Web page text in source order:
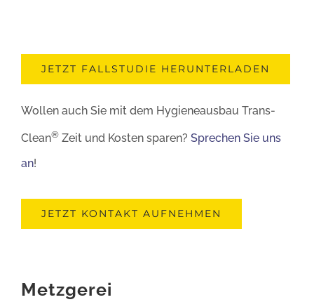
JETZT FALLSTUDIE HERUNTERLADEN
Wollen auch Sie mit dem Hygieneausbau Trans-
Clean®Zeit und Kosten sparen? Sprechen Sie uns
an!
JETZT KONTAKT AUFNEHMEN
Metzgerei